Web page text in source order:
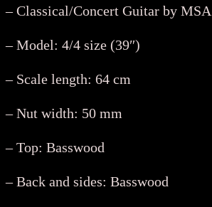
– Classical/Concert Guitar by MSA
– Model: 4/4 size (39″)
– Scale length: 64 cm
– Nut width: 50 mm
– Top: Basswood
– Back and sides: Basswood